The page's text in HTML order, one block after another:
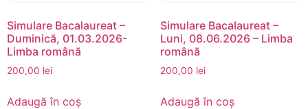
Simulare Bacalaureat –
Duminică, 01.03.2026-
Limba română
200,00 lei
Adaugă în coș
Simulare Bacalaureat –
Luni, 08.06.2026 – Limba
română
200,00 lei
Adaugă în coș